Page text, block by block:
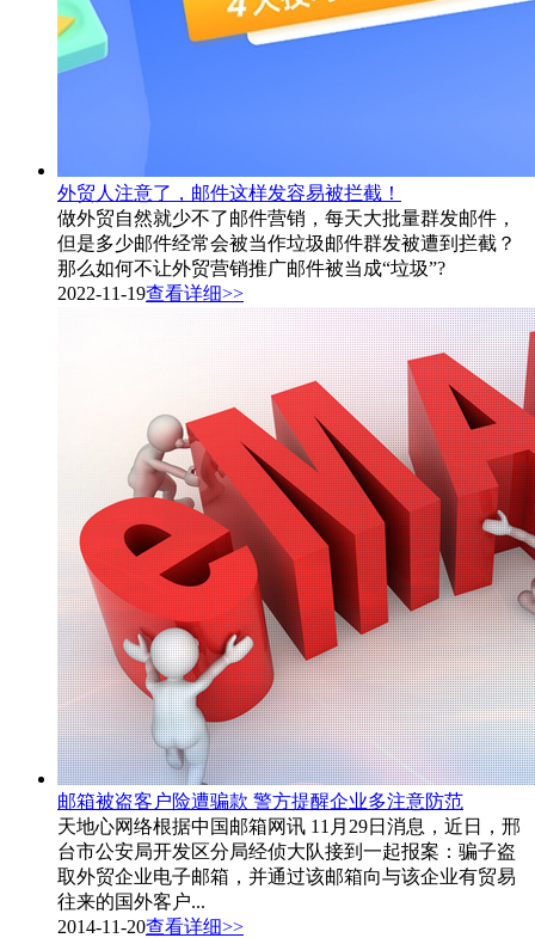
外贸人注意了，邮件这样发容易被拦截！
做外贸自然就少不了邮件营销，每天大批量群发邮件，
但是多少邮件经常会被当作垃圾邮件群发被遭到拦截？
那么如何不让外贸营销推广邮件被当成“垃圾”?
2022-11-19查看详细>>
邮箱被盗客户险遭骗款 警方提醒企业多注意防范
天地心网络根据中国邮箱网讯 11月29日消息，近日，邢
台市公安局开发区分局经侦大队接到一起报案：骗子盗
取外贸企业电子邮箱，并通过该邮箱向与该企业有贸易
往来的国外客户...
2014-11-20查看详细>>